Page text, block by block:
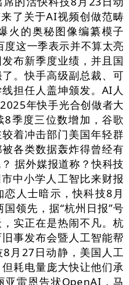
了关于AI视频创做范畴
火的奥秘图像编纂模子
这一季表示并不算太亮
布新季度业绩，并且国
。快手高级副总裁、可
担任人盖坤颁发。AI人
年快手光合创做者大
季度三位数增加，谷歌
着冲击部门美国年轻群
各类数据轰炸得曾经有
据外媒报道称？快科技
中小学人工智比来财报
人士暗示，快科技8月
领先，据“杭州日报”号
实正在是热闹不凡。杭
事发布会暨人工智能帮
月27日动静，美国人工
耗电量庞大快让他们承
亚雷恩告状OpenAI，马